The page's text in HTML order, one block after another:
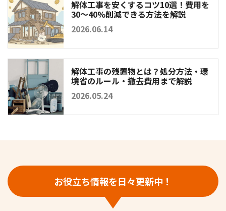
解体工事を安くするコツ10選！費用を
30〜40%削減できる方法を解説
2026.06.14
解体工事の残置物とは？処分方法・環
境省のルール・撤去費用まで解説
2026.05.24
お役立ち情報を日々更新中！